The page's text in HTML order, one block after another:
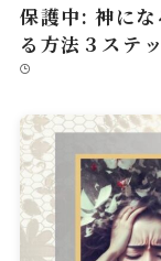
保護中: 神に
る方法３ステ